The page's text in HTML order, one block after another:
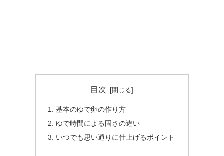
目次
基本のゆで卵の作り方
ゆで時間による固さの違い
いつでも思い通りに仕上げるポイント